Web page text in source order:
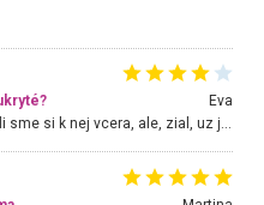
Eva
Hojdacka v Krpelanoch uz nie je, vysli sme si k nej vcera, ale, zial, uz je znicena. Ak sem planujete cestu len kvoli hojdacke, mozete si ju usetrit. Krasny vyhlad je tu vsak aj bez hojdacky :-)